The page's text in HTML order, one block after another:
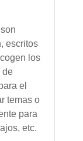
escritos
los
de
el
temas o
para
etc.